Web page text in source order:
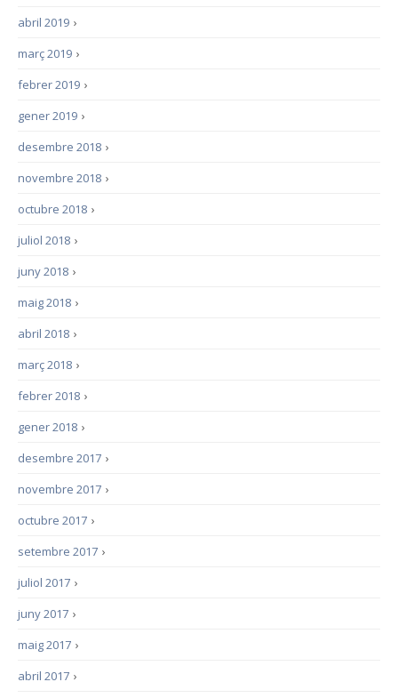
›
abril 2019
›
març 2019
›
febrer 2019
›
gener 2019
›
desembre 2018
›
novembre 2018
›
octubre 2018
›
juliol 2018
›
juny 2018
›
maig 2018
›
abril 2018
›
març 2018
›
febrer 2018
›
gener 2018
›
desembre 2017
›
novembre 2017
›
octubre 2017
›
setembre 2017
›
juliol 2017
›
juny 2017
›
maig 2017
›
abril 2017